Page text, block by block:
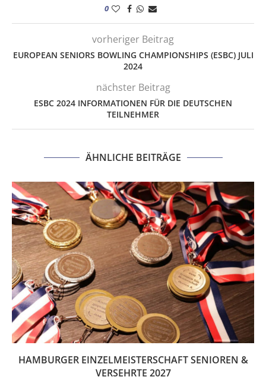
0
vorheriger Beitrag
EUROPEAN SENIORS BOWLING CHAMPIONSHIPS (ESBC) JULI
2024
nächster Beitrag
ESBC 2024 INFORMATIONEN FÜR DIE DEUTSCHEN
TEILNEHMER
ÄHNLICHE BEITRÄGE
HAMBURGER EINZELMEISTERSCHAFT SENIOREN &
VERSEHRTE 2027